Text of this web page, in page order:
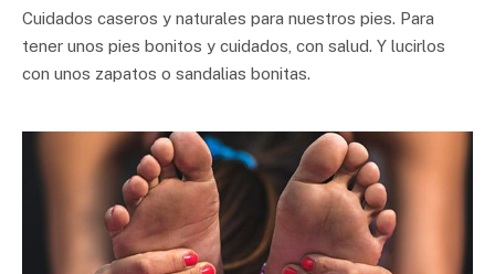
Cuidados caseros y naturales para nuestros pies. Para
tener unos pies bonitos y cuidados, con salud. Y lucirlos
con unos zapatos o sandalias bonitas.